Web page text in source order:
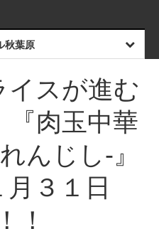
秋葉原
イスが進む
『⾁⽟中華
んじし-』
３１⽇
！